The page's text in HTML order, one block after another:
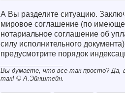
А Вы разделите ситуацию.
мировое соглашение (по
нотариальное соглашение об
силу исполнительного
предусмотрите порядок
Вы думаете, что все так просто? Да,
так! © A.Эйнштейн.